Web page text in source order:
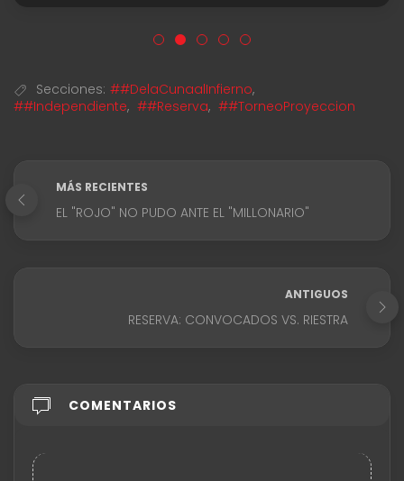
Secciones: ##DelaCunaalInfierno,
##Independiente, ##Reserva, ##TorneoProyeccion
MÁS RECIENTES
EL "ROJO" NO PUDO ANTE EL "MILLONARIO"
ANTIGUOS
RESERVA: CONVOCADOS VS. RIESTRA
COMENTARIOS